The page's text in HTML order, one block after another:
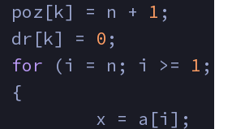
	poz[k] = n +
1 ;
	dr[k] =
0 ;
for (i = n; i >= 1 ;
	{
		x = a[i];